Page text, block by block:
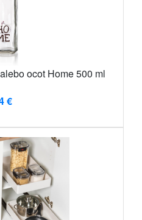
ocot Home 500 ml
€